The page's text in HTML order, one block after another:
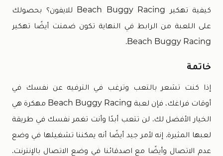
كيفية تهكير Beach Buggy Racing للايفون؟ بحصولك
على اللعبة من الرابط في النهاية تكون ضمنت أيضًا تهكير
Beach Buggy Racing.
خاتمة
إذا كنت تشعر بالتعب وترغب في الترفيه عن نفسك في
أوقات فراغك، فإن لعبة Beach Buggy Racing مهكرة هي
الخيار الأفضل لك. لن تتعب أبدًا وأنت تغمر نفسك في طريقة
لعبها المثيرة. إنه لأمر جيد أيضًا أنه يمكننا تشغيلها في وضع
عدم الاتصال وأيضًا مع اصدقائنا في وضع الاتصال بالإنترنت.